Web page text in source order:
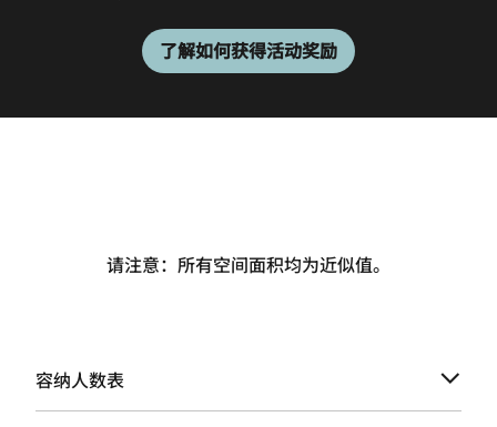
了解如何获得活动奖励
请注意：所有空间面积均为近似值。
容纳人数表